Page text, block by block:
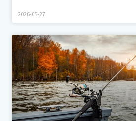
2026-05-27